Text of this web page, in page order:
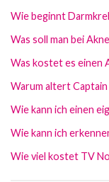
Wie beginnt
Was soll man bei
Was kostet es einen
Warum altert Captain
Wie kann ich einen
Wie kann ich
Wie viel kostet TV